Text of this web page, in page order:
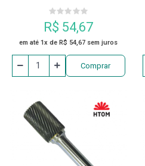
R$ 54,67
em até 1x de R$ 54,67 sem juros
Comprar